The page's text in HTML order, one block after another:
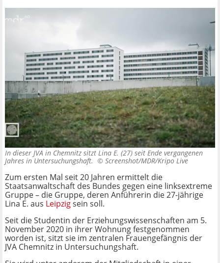
In dieser JVA in Chemnitz sitzt Lina E. (27) seit Ende vergangenen
Jahres in Untersuchungshaft. © Screenshot/MDR/Kripo Live
Zum ersten Mal seit 20 Jahren ermittelt die
Staatsanwaltschaft des Bundes gegen eine linksextreme
Gruppe – die Gruppe, deren Anführerin die 27-jährige
Lina E. aus Leipzigsein soll.
Seit die Studentin der Erziehungswissenschaften am 5.
November 2020 in ihrer Wohnung festgenommen
worden ist, sitzt sie im zentralen Frauengefängnis der
JVA Chemnitz in Untersuchungshaft.